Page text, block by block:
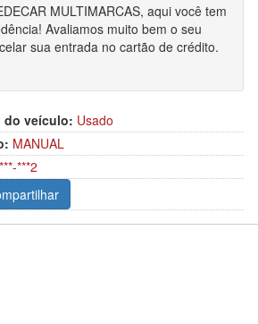
MULTIMARCAS, aqui você tem
Avaliamos muito bem o seu
sua entrada no cartão de crédito.
do veículo: Usado
MANUAL
***-***2